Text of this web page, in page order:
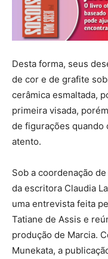
Desta forma, seus
de cor e de grafite
cerâmica esmaltada,
primeira visada,
de figurações quando
atento.
Sob a coordenação
da escritora Claudia
uma entrevista feita
Tatiane de Assis e
produção de Marcia.
Munekata, a